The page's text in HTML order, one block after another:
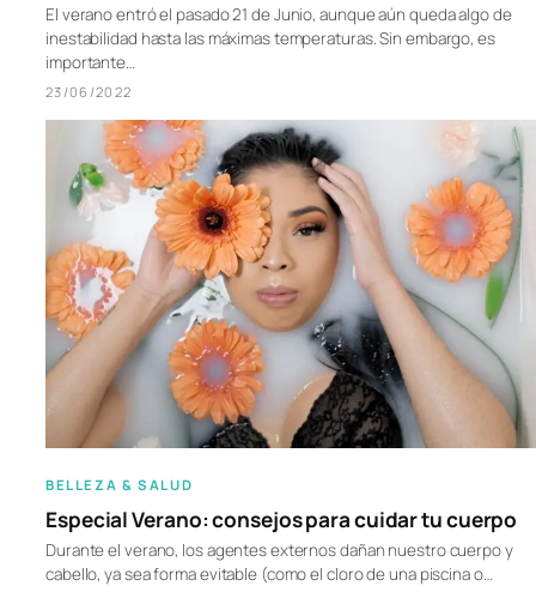
El verano entró el pasado 21 de Junio, aunque aún queda algo de
inestabilidad hasta las máximas temperaturas. Sin embargo, es
importante…
23/06/2022
BELLEZA & SALUD
Especial Verano: consejos para cuidar tu cuerpo
Durante el verano, los agentes externos dañan nuestro cuerpo y
cabello, ya sea forma evitable (como el cloro de una piscina o…